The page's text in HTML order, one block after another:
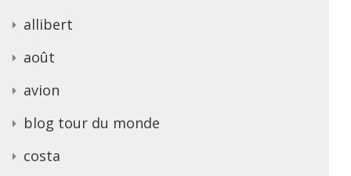
allibert
août
avion
blog tour du monde
costa